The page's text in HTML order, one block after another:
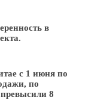
в
с 1 июня по
по
8